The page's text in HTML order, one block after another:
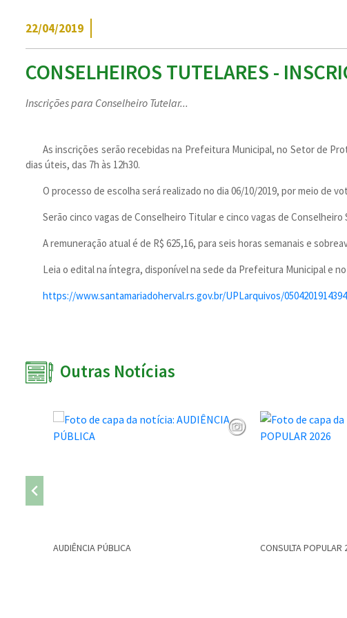
22/04/2019
CONSELHEIROS TUTELARES -
Inscrições para Conselheiro Tutelar...
As inscrições serão recebidas na Prefeitura Municipal, no Setor de
dias úteis, das 7h às 12h30.
O processo de escolha será realizado no dia 06/10/2019, por meio de
Serão cinco vagas de Conselheiro Titular e cinco vagas de Conselheiro
A remuneração atual é de R$ 625,16, para seis horas semanais e
Leia o edital na íntegra, disponível na sede da Prefeitura Municipal e
https://www.santamariadoherval.rs.gov.br/UPLarquivos/
Outras Notícias
AUDIÊNCIA PÚBLICA CONSULTA POPULAR